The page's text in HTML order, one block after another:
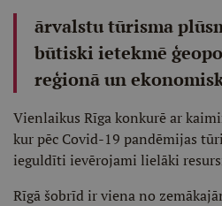
ārvalstu tūrisma
būtiski ietekmē
reģionā un
Vienlaikus Rīga konkurē ar
kur pēc Covid-19 pandēmijas
ieguldīti ievērojami lielāki
Rīgā šobrīd ir viena no